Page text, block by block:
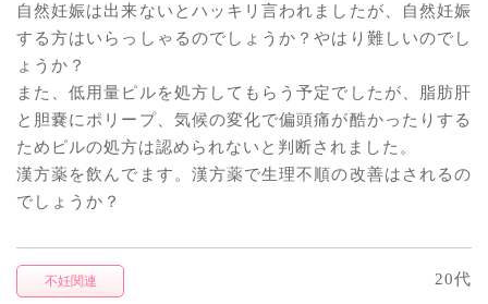
自然妊娠は出来ないとハッキリ言われましたが、自然妊娠
する方はいらっしゃるのでしょうか？やはり難しいのでし
ょうか？
また、低用量ピルを処方してもらう予定でしたが、脂肪肝
と胆嚢にポリープ、気候の変化で偏頭痛が酷かったりする
ためピルの処方は認められないと判断されました。
漢方薬を飲んでます。漢方薬で生理不順の改善はされるの
でしょうか？
不妊関連 20代